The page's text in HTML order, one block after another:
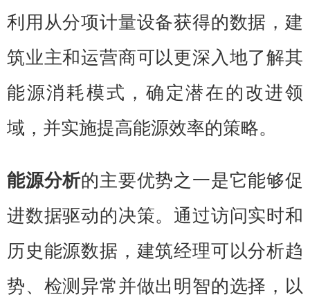
利用从分项计量设备获得的数据，建
筑业主和运营商可以更深入地了解其
能源消耗模式，确定潜在的改进领
域，并实施提高能源效率的策略。
能源分析的主要优势之一是它能够促
进数据驱动的决策。通过访问实时和
历史能源数据，建筑经理可以分析趋
势、检测异常并做出明智的选择，以